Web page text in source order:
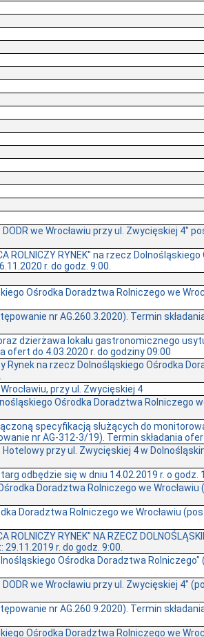
we Wrocławiu przy ul. Zwycięskiej 4"
ROLNICZY RYNEK" na rzecz
r. do godz. 9:00.
Ośrodka Doradztwa Rolniczego we
nr AG.260.3.2020). Termin
dzierżawa lokalu gastronomicznego
ofert do 4.03.2020 r. do godziny 09:00
na rzecz Dolnośląskiego Ośrodka
przy ul. Zwycięskiej 4
Ośrodka Doradztwa Rolniczego
specyfikacją służących do
nr AG-312-3/19). Termin składania
przy ul. Zwycięskiej 4 w
odbędzie się w dniu 14.02.2019 r. o godz.
Doradztwa Rolniczego we Wrocławiu
Doradztwa Rolniczego we Wrocławiu
RYNEK" NA RZECZ
r. do godz. 9:00.
Ośrodka Doradztwa
we Wrocławiu przy ul. Zwycięskiej 4"
nr AG.260.9.2020). Termin
Ośrodka Doradztwa Rolniczego we